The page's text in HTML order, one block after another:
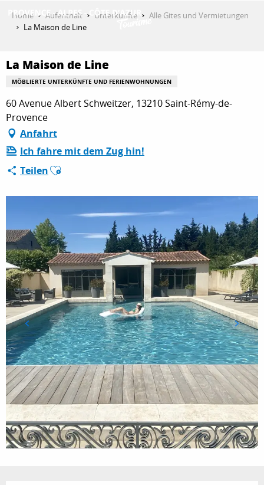
AKTIVITÄTEN
AUFENTHALT
ESPACE PRO
Home Aufenthalt Unterkünfte
Alle Gites und Vermietungen
La Maison de Line
La Maison de Line
MÖBLIERTE UNTERKÜNFTE UND FERIENWOHNUNGEN
60 Avenue Albert Schweitzer, 13210 Saint-Rémy-de-
Provence
Anfahrt
Ich fahre mit dem Zug hin!
TeilenAjouter aux favoris